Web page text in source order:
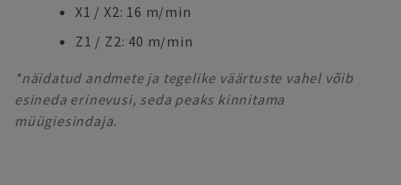
X1 / X2: 16 m/min
Z1 / Z2: 40 m/min
*näidatud andmete ja tegelike väärtuste vahel võib
esineda erinevusi, seda peaks kinnitama
müügiesindaja.